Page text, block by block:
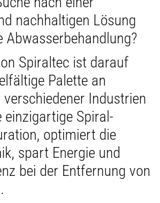
nachhaltigen Lösung
Spiraltec ist darauf
Palette an
Industrien
einzigartige Spiral-
optimiert die
spart Energie und
bei der Entfernung von